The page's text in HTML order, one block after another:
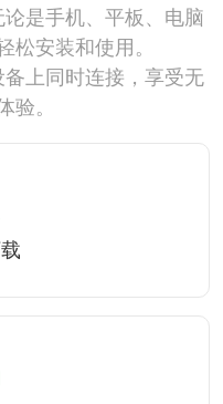
是手机、平板、电脑
安装和使用。
上同时连接，享受无
。